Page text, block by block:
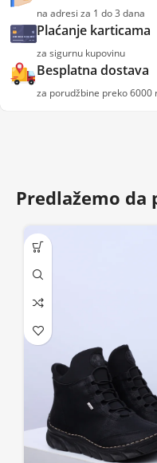
na adresi za 1 do 3 dana
Plaćanje karticama
za sigurnu kupovinu
Besplatna dostava
za porudžbine preko 6000
Predlažemo da